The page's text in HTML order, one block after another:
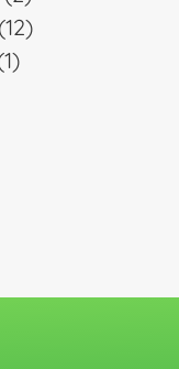
productos
1212
11